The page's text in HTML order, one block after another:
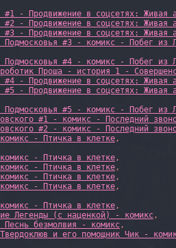
#1 - Продвижение в соцсетях: Живая
#2 - Продвижение в соцсетях: Живая
#3 - Продвижение в соцсетях: Живая
Подмосковья #3 - комикс - Побег из
Подмосковья #4 - комикс - Побег из
Проша - история 1 -
#4 - Продвижение в соцсетях: Живая
#5 - Продвижение в соцсетях: Живая
Подмосковья #5 - комикс - Побег из
#1 - комикс - Последний
#2 - комикс - Последний
- Птичка в клетке,
- Птичка в клетке,
- Птичка в клетке,
- Птичка в клетке,
- Птичка в клетке,
- Птичка в клетке,
Легенды (с наценкой) - комикс,
безмолвия - комикс,
и его помощник Чик -